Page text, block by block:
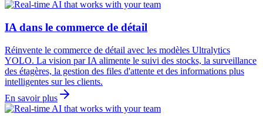
IA dans le commerce de détail
Réinvente le commerce de détail avec les modèles Ultralytics
YOLO. La vision par IA alimente le suivi des stocks, la surveillance
des étagères, la gestion des files d'attente et des informations plus
intelligentes sur les clients.
En savoir plus